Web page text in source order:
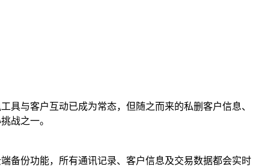
具与客户互动已成为常态，但随之而来的私删客户信息、
战之一。
备份功能，所有通讯记录、客户信息及交易数据都会实时